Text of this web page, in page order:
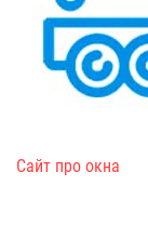
Сайт про окна